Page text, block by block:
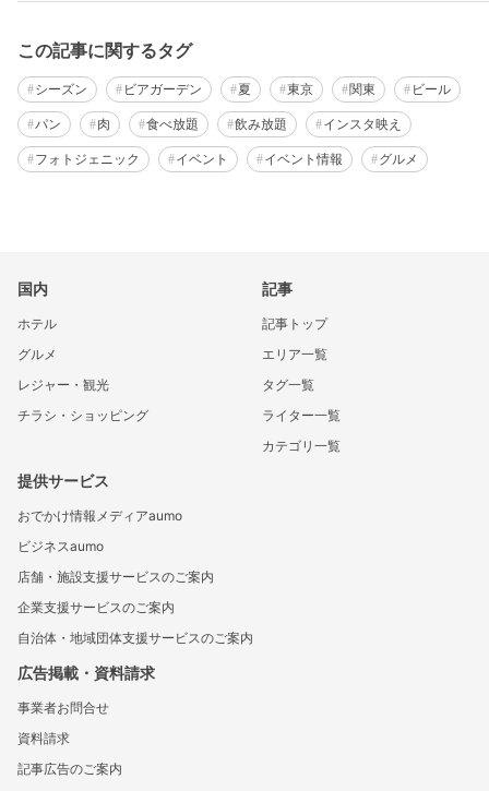
この記事に関するタグ
シーズン ビアガーデン 夏 東京 関東 ビール
パン 肉 食べ放題 飲み放題 インスタ映え
フォトジェニック イベント イベント情報 グルメ
国内
ホテル
グルメ
レジャー・観光
チラシ・ショッピング
記事
記事トップ
エリア一覧
タグ一覧
ライター一覧
カテゴリ一覧
提供サービス
おでかけ情報メディアaumo
ビジネスaumo
店舗・施設支援サービスのご案内
企業支援サービスのご案内
自治体・地域団体支援サービスのご案内
広告掲載・資料請求
事業者お問合せ
資料請求
記事広告のご案内